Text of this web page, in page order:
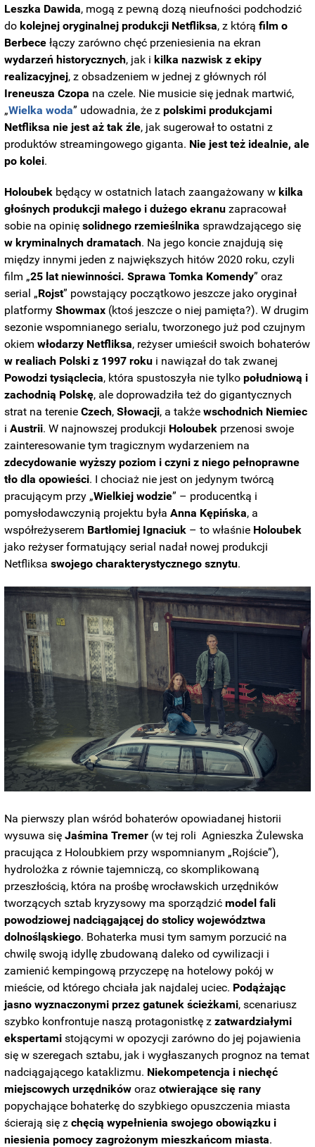
Leszka Dawida, mogą z pewną dozą nieufności podchodzić
do kolejnej oryginalnej produkcji Netfliksa, z którąfilm o
Berbece łączy zarówno chęć przeniesienia na ekran
wydarzeń historycznych, jak i kilka nazwisk z ekipy
realizacyjnej, z obsadzeniem w jednej z głównych ról
Ireneusza Czopa na czele. Nie musicie się jednak martwić,
„Wielka woda” udowadnia, że zpolskimi produkcjami
Netfliksa nie jest aż tak źle, jak sugerował to ostatni z
produktów streamingowego giganta. Nie jest też idealnie, ale
po kolei.
Holoubek będący w ostatnich latach zaangażowany w kilka
głośnych produkcji małego i dużego ekranu zapracował
sobie na opinięsolidnego rzemieślnika sprawdzającego się
w kryminalnych dramatach. Na jego koncie znajdują się
między innymi jeden z największych hitów 2020 roku, czyli
film „25 lat niewinności. Sprawa Tomka Komendy” oraz
serial „Rojst” powstający początkowo jeszcze jako oryginał
platformyShowmax (ktoś jeszcze o niej pamięta?). W drugim
sezonie wspomnianego serialu, tworzonego już pod czujnym
okiemwłodarzy Netfliksa, reżyser umieścił swoich bohaterów
w realiach Polski z 1997 roku i nawiązał do tak zwanej
Powodzi tysiąclecia, która spustoszyła nie tylko południową i
zachodnią Polskę, ale doprowadziła też do gigantycznych
strat na terenieCzech,Słowacji, a takżewschodnich Niemiec
iAustrii. W najnowszej produkcji Holoubek przenosi swoje
zainteresowanie tym tragicznym wydarzeniem na
zdecydowanie wyższy poziom i czyni z niego pełnoprawne
tło dla opowieści. I chociaż nie jest on jedynym twórcą
pracującym przy „Wielkiej wodzie” – producentką i
pomysłodawczynią projektu byłaAnna Kępińska, a
współreżyserem Bartłomiej Ignaciuk – to właśnie Holoubek
jako reżyser formatujący serial nadał nowej produkcji
Netfliksaswojego charakterystycznego sznytu.
Na pierwszy plan wśród bohaterów opowiadanej historii
wysuwa sięJaśmina Tremer (w tej roli Agnieszka Żulewska
pracująca z Holoubkiem przy wspomnianym „Rojście”),
hydrolożka z równie tajemniczą, co skomplikowaną
przeszłością, która na prośbę wrocławskich urzędników
tworzących sztab kryzysowy ma sporządzićmodel fali
powodziowej nadciągającej do stolicy województwa
dolnośląskiego. Bohaterka musi tym samym porzucić na
chwilę swoją idyllę zbudowaną daleko od cywilizacji i
zamienić kempingową przyczepę na hotelowy pokój w
mieście, od którego chciała jak najdalej uciec. Podążając
jasno wyznaczonymi przez gatunek ścieżkami, scenariusz
szybko konfrontuje naszą protagonistkę zzatwardziałymi
ekspertamistojącymi w opozycji zarówno do jej pojawienia
się w szeregach sztabu, jak i wygłaszanych prognoz na temat
nadciągającego kataklizmu. Niekompetencja i niechęć
miejscowych urzędników orazotwierające się rany
popychające bohaterkę do szybkiego opuszczenia miasta
ścierają się zchęcią wypełnienia swojego obowiązku i
niesienia pomocy zagrożonym mieszkańcom miasta.